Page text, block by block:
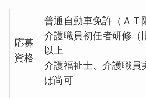
応募
資格
普通自動車免許（ＡＴ
介護職員初任者研修（
以上
介護福祉士、介護職員
ば尚可